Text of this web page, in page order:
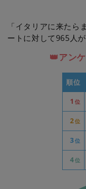
「イタリアに来たら
ートに対して965人が
👑アン
順位
1 位
2位
3位
4位